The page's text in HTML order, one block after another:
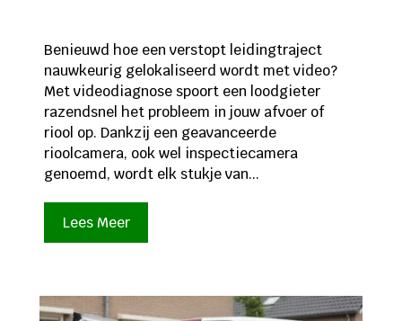
Benieuwd hoe een verstopt leidingtraject
nauwkeurig gelokaliseerd wordt met video?
Met videodiagnose spoort een loodgieter
razendsnel het probleem in jouw afvoer of
riool op. Dankzij een geavanceerde
rioolcamera, ook wel inspectiecamera
genoemd, wordt elk stukje van...
Lees Meer